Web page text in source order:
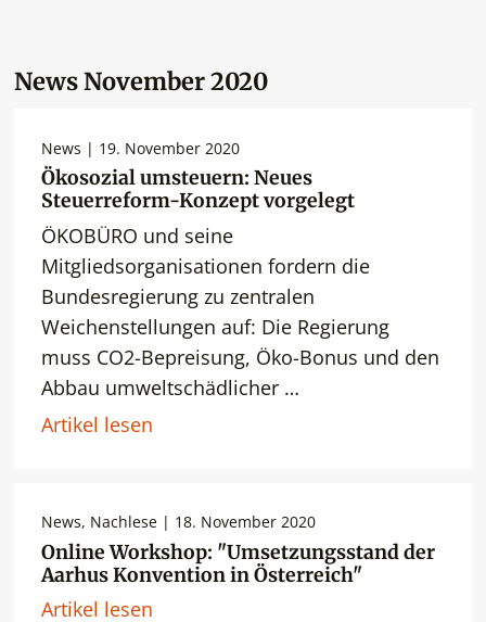
News November 2020
News | 19. November 2020
Ökosozial umsteuern: Neues
Steuerreform-Konzept vorgelegt
ÖKOBÜRO und seine
Mitgliedsorganisationen fordern die
Bundesregierung zu zentralen
Weichenstellungen auf: Die Regierung
muss CO2-Bepreisung, Öko-Bonus und den
Abbau umweltschädlicher …
Artikel lesen
News, Nachlese | 18. November 2020
Online Workshop: "Umsetzungsstand der
Aarhus Konvention in Österreich"
Artikel lesen